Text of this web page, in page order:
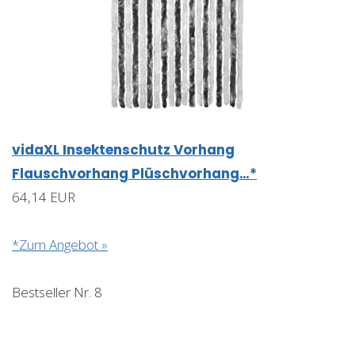
vidaXL Insektenschutz Vorhang
Flauschvorhang Plüschvorhang…*
64,14 EUR
*Zum Angebot »
Bestseller Nr. 8